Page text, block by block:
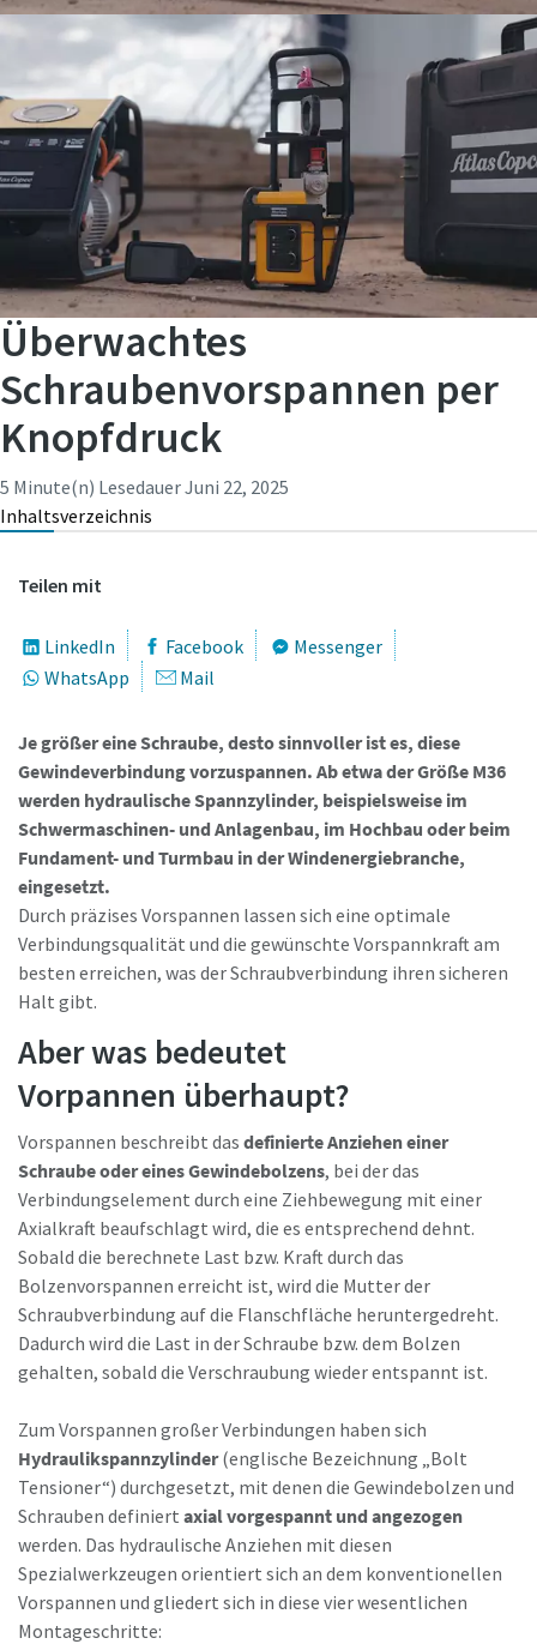
Sehen Sie sich alle unsere Branchen an
Alle anzeigen
Werkzeugprüfung?
Sichern Sie Ihre Qualität und reduzieren Sie Fehler durch
Qualitätssicherungskalibrierung.​
Lassen Sie Ihre jetzt Ihre Werkzeuge testen und
Ihre Messmittel richtig kalibrieren!
Lieferzeiten auf einen Blick, Preise und
Produktverfügbarkeiten einsehen oder schnell eine
Bestellung selbst aufgeben – und das rund um die Uhr, 365
Tage im Jahr?
Zugang zu Webshop anfragen
Maßzeichnungen, Informationen zu Ersatzteilen, Produkt
-und Bedienungsanleitungen sowie weitere Information
zu unseren Produkten finden Sie in unserem ServAid.
Hier geht's zu unserem ServAid
Momentum Talks
Entdecken Sie inspirierende und ansprechende Gespräche
bei Atlas Copco
Ansehen
Überwachtes
Schraubenvorspannen per
Knopfdruck
5 Minute(n) LesedauerJuni 22, 2025
Inhaltsverzeichnis
Teilen mit
LinkedIn Facebook
Messenger
WhatsApp
Mail
Je größer eine Schraube, desto sinnvoller ist es, diese
Gewindeverbindung vorzuspannen. Ab etwa der Größe M36
werden hydraulische Spannzylinder, beispielsweise im
Schwermaschinen- und Anlagenbau, im Hochbau oder beim
Fundament- und Turmbau in der Windenergiebranche,
eingesetzt.
Durch präzises Vorspannen lassen sich eine optimale
Verbindungsqualität und die gewünschte Vorspannkraft am
besten erreichen, was der Schraubverbindung ihren sicheren
Halt gibt.
Aber was bedeutet
Vorpannen überhaupt?
Vorspannen beschreibt das definierte Anziehen einer
Schraube oder eines Gewindebolzens, bei der das
Verbindungselement durch eine Ziehbewegung mit einer
Axialkraft beaufschlagt wird, die es entsprechend dehnt.
Sobald die berechnete Last bzw. Kraft durch das
Bolzenvorspannen erreicht ist, wird die Mutter der
Schraubverbindung auf die Flanschfläche heruntergedreht.
Dadurch wird die Last in der Schraube bzw. dem Bolzen
gehalten, sobald die Verschraubung wieder entspannt ist.
Zum Vorspannen großer Verbindungen haben sich
Hydraulikspannzylinder(englische Bezeichnung „Bolt
Tensioner“) durchgesetzt, mit denen die Gewindebolzen und
Schrauben definiert axial vorgespannt und angezogen
werden. Das hydraulische Anziehen mit diesen
Spezialwerkzeugen orientiert sich an dem konventionellen
Vorspannen und gliedert sich in diese vier wesentlichen
Montageschritte:
Persönliche Angaben
Nachname
E-Mail
Telefon
Weitere Informationen
Firma
Land
Straße
Stadt
Postleitzahl
Anfordern
Bitte beschreiben Sie uns hier kurz Ihr Anliegen.
Wenn Sie diese Anfrage absenden,
kann Atlas Copco Sie anhand der
gesammelten Informationen
kontaktieren. Wir verarbeiten und
speichern Ihre Angaben zur
Beantwortung Ihrer Anfrage. Weitere
Datenschutzerklärung.
Ich habe die
Datenschutzerklärung gelesen.
Ja, ich möchte zukünftig
Informationen zu Produkten,
Service- und